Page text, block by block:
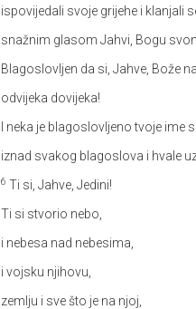
ispovijedali svoje grijehe i klanjali
snažnim glasom Jahvi, Bogu
Blagoslovljen da si, Jahve, Bože
odvijeka dovijeka!
I neka je blagoslovljeno tvoje ime
iznad svakog blagoslova i hvale
6 Ti si, Jahve, Jedini!
Ti si stvorio nebo,
i nebesa nad nebesima,
i vojsku njihovu,
zemlju i sve što je na njoj,